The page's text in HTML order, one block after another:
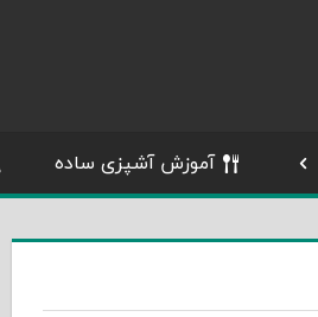
آموزش آشپزی ساده